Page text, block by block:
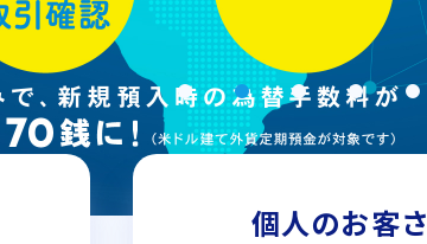
個人のお客